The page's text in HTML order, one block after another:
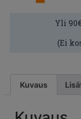
Yli
(Ei
Kuvaus